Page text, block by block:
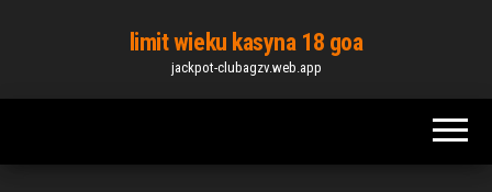
content
limit wieku kasyna 18 goa
jackpot-clubagzv.web.app